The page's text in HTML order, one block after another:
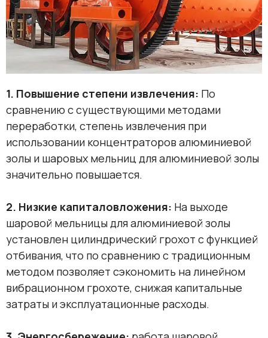
1. Повышение степени извлечения: По
сравнению с существующими методами
переработки, степень извлечения при
использовании концентраторов алюминиевой
золы и шаровых мельниц для алюминиевой золы
значительно повышается.
2. Низкие капиталовложения: На выходе
шаровой мельницы для алюминиевой золы
установлен цилиндрический грохот с функцией
отбивания, что по сравнению с традиционным
методом позволяет сэкономить на линейном
вибрационном грохоте, снижая капитальные
затраты и эксплуатационные расходы.